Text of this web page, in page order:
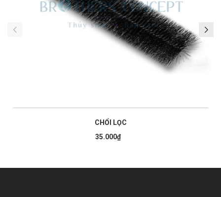
CHỔI LỌC
35.000₫